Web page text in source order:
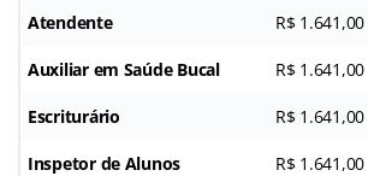
Atendente R$ 1.641,00
Auxiliar em Saúde Bucal R$ 1.641,00
Escriturário R$ 1.641,00
Inspetor de Alunos R$ 1.641,00